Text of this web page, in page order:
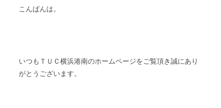
こんばんは。
いつもＴＵＣ横浜港南のホームページをご覧頂き誠にあり
がとうございます。